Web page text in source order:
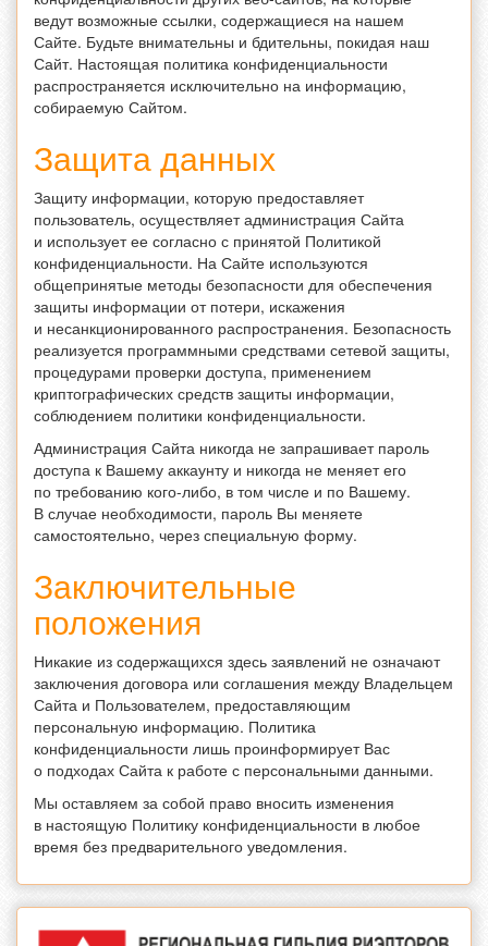
ведут возможные ссылки, содержащиеся на нашем
Сайте. Будьте внимательны и бдительны, покидая наш
Сайт. Настоящая политика конфиденциальности
распространяется исключительно на информацию,
собираемую Сайтом.
Защита данных
Защиту информации, которую предоставляет
пользователь, осуществляет администрация Сайта
и использует ее согласно с принятой Политикой
конфиденциальности. На Сайте используются
общепринятые методы безопасности для обеспечения
защиты информации от потери, искажения
и несанкционированного распространения. Безопасность
реализуется программными средствами сетевой защиты,
процедурами проверки доступа, применением
криптографических средств защиты информации,
соблюдением политики конфиденциальности.
Администрация Сайта никогда не запрашивает пароль
доступа к Вашему аккаунту и никогда не меняет его
по требованию кого-либо, в том числе и по Вашему.
В случае необходимости, пароль Вы меняете
самостоятельно, через специальную форму.
Заключительные
положения
Никакие из содержащихся здесь заявлений не означают
заключения договора или соглашения между Владельцем
Сайта и Пользователем, предоставляющим
персональную информацию. Политика
конфиденциальности лишь проинформирует Вас
о подходах Сайта к работе с персональными данными.
Мы оставляем за собой право вносить изменения
в настоящую Политику конфиденциальности в любое
время без предварительного уведомления.